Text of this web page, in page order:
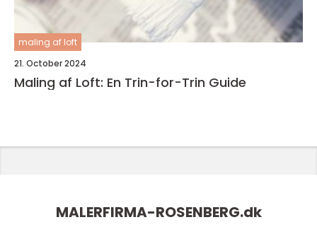
maling af loft
21. October 2024
Maling af Loft: En Trin-for-Trin Guide
MALERFIRMA-ROSENBERG.dk